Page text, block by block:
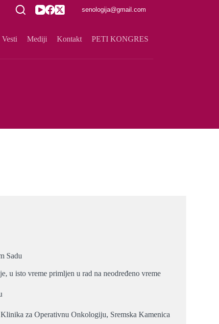
senologija@gmail.com
Vesti Mediji Kontakt PETI KONGRES
Sadu
u isto vreme primljen u rad na neodređeno vreme
za Operativnu Onkologiju, Sremska Kamenica